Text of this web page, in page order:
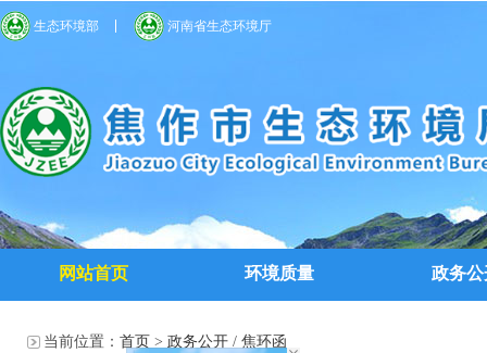
生态环境部 河南省生态环境厅
网站首页 环境质量 政务公
当前位置： 首页 > 政务公开 / 焦环函